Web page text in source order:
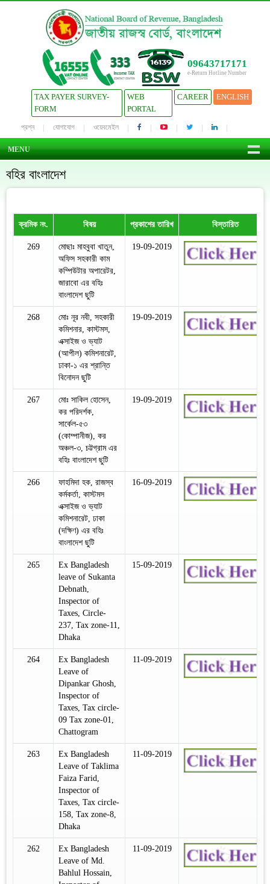
09643717171
e-Return Hotline Number
TAX PAYER SURVEY-
FORM
WEB
PORTAL
CAREER ENGLISH
প্রশ্ন যোগাযোগ ওয়েবমেইল
MENU
বহির বাংলাদেশ
ক্রমিক নং. বিষয় প্রকাশের তারিখ বিস্তারিত
269
মোছাঃ মাহবুবা খাতুন,
অফিস সহকারী কাম
কম্পিউটার অপারেটর,
জারাবো এর বহিঃ
বাংলাদেশ ছুটি
19-09-2019
268
মোঃ নূর নবী, সহকারী
কমিশনার, কাস্টমস,
এক্সাইজ ও ভ্যাট
(আপীল) কমিশনারেট,
ঢাকা-১ এর শ্রান্তি
বিনোদন ছুটি
19-09-2019
267
মোঃ সাকিল হোসেন,
কর পরিদর্শক,
সার্কেল-৫৩
(কোম্পানীজ), কর
অঞ্চল-৩, চট্টগ্রাম এর
বহিঃ বাংলাদেশ ছুটি
19-09-2019
266
ফাহমিদা হক, রাজস্ব
কর্মকর্তা, কাস্টমস
এক্সাইজ ও ভ্যাট
কমিশনারেট, ঢাকা
(দক্ষিণ) এর বহিঃ
বাংলাদেশ ছুটি
16-09-2019
265
Ex Bangladesh
leave of Sukanta
Debnath,
Inspector of
Taxes, Circle-
237, Tax zone-11,
Dhaka
15-09-2019
264
Ex Bangladesh
Leave of
Dipankar Ghosh,
Inspector of
Taxes, Tax circle-
09 Tax zone-01,
Chattogram
11-09-2019
263
Ex Bangladesh
Leave of Taklima
Faiza Farid,
Inspector of
Taxes, Tax circle-
158, Tax zone-8,
Dhaka
11-09-2019
262
Ex Bangladesh
Leave of Md.
Bahlul Hossain,
11-09-2019